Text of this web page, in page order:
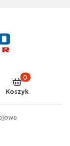
Produkty w
Koszyk